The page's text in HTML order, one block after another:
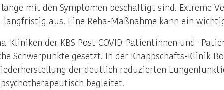
mit den Symptomen beschäftigt sind. Extreme
aus. Eine Reha-Maßnahme kann ein
Kliniken der KBS Post-COVID-Patientinnen und -
Schwerpunkte gesetzt. In der Knappschafts-Klinik
der deutlich reduzierten
begleitet.